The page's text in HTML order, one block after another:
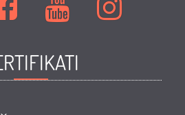
mode
ljepote
ZORAN
mode
ljepote
ZORAN
mode
ZORAN